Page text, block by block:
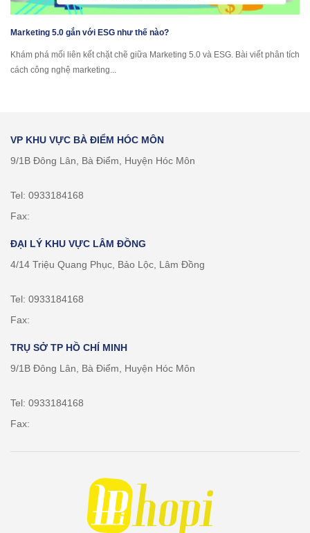
Marketing 5.0 gắn với ESG như thế nào?
Khám phá mối liên kết chặt chẽ giữa Marketing 5.0 và ESG. Bài viết phân tích
cách công nghệ marketing...
VP KHU VỰC BÀ ĐIỂM HÓC MÔN
9/1B Đông Lân, Bà Điểm, Huyện Hóc Môn
Tel: 0933184168
Fax:
ĐẠI LÝ KHU VỰC LÂM ĐỒNG
4/14 Triệu Quang Phục, Bảo Lộc, Lâm Đồng
Tel: 0933184168
Fax:
TRỤ SỞ TP HỒ CHÍ MINH
9/1B Đông Lân, Bà Điểm, Huyện Hóc Môn
Tel: 0933184168
Fax: